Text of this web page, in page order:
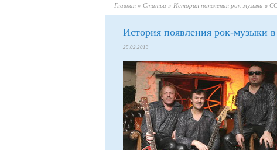
Главная » Статьи » История появления рок-музыки в
История появления рок-музыки
25.02.2013